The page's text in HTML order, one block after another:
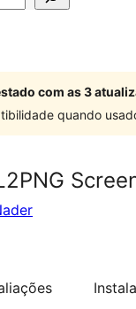
com as 3
quando